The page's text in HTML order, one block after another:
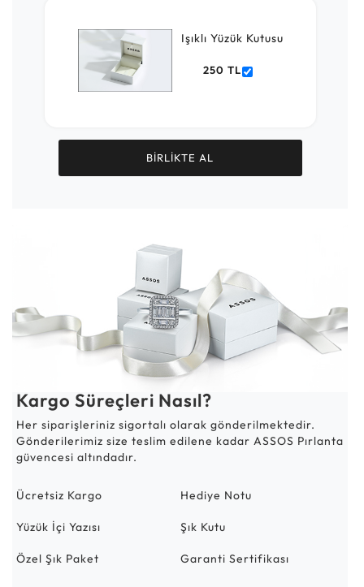
Işıklı Yüzük Kutusu
250 TL
BİRLİKTE AL
Kargo Süreçleri Nasıl?
Her siparişleriniz sigortalı olarak gönderilmektedir.
Gönderilerimiz size teslim edilene kadar ASSOS Pırlanta
güvencesi altındadır.
Ücretsiz Kargo Hediye Notu
Yüzük İçi Yazısı Şık Kutu
Özel Şık Paket Garanti Sertifikası